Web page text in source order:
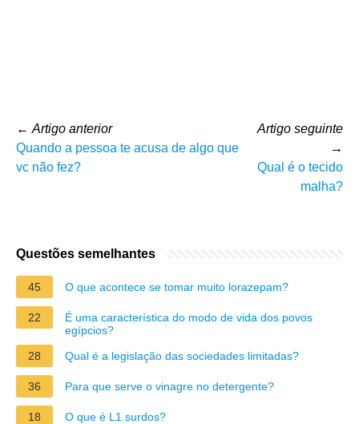
← Artigo anterior
Quando a pessoa te acusa de algo que
vc não fez?
Artigo seguinte
→
Qual é o tecido
malha?
Questões semelhantes
45 O que acontece se tomar muito lorazepam?
22
É uma característica do modo de vida dos povos
egípcios?
28
Qual é a legislação das sociedades limitadas?
36 Para que serve o vinagre no detergente?
18 O que é L1 surdos?